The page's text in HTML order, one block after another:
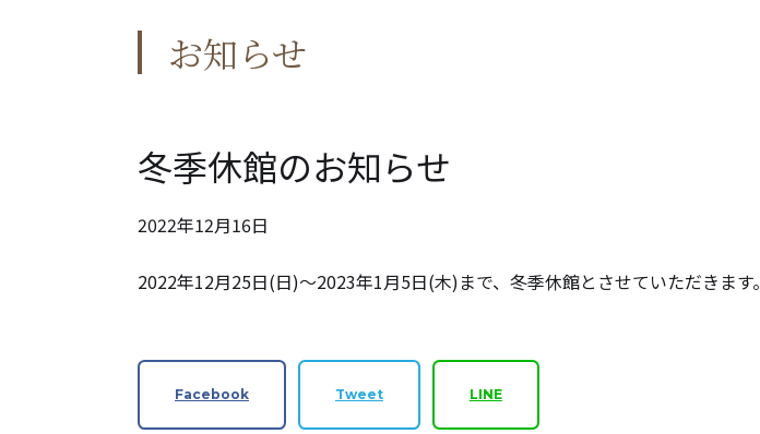
お知らせ
冬季休館のお知らせ
2022年12月16日
2022年12月25日(日)～2023年1月5日(木)まで、冬季休館とさせていただきます。
Facebook Tweet LINE